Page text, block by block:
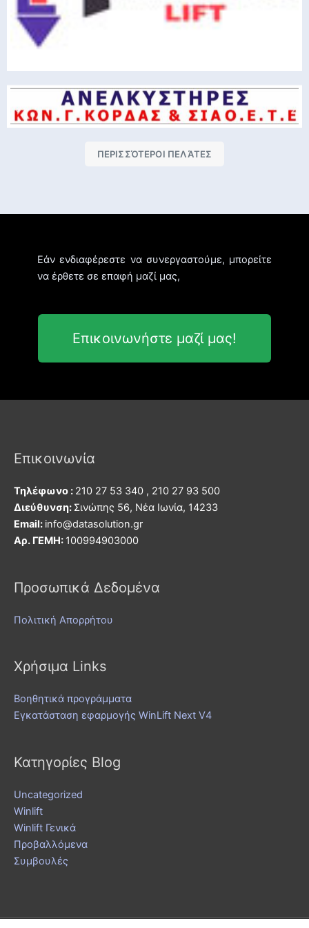
ΠΕΡΙΣΣΌΤΕΡΟΙ ΠΕΛΆΤΕΣ
Εάν ενδιαφέρεστε να συνεργαστούμε, μπορείτε
να έρθετε σε επαφή μαζί μας,
Επικοινωνήστε μαζί μας!
Επικοινωνία
Τηλέφωνο : 210 27 53 340 , 210 27 93 500
Διεύθυνση: Σινώπης 56, Νέα Ιωνία, 14233
Εmail: info@datasolution.gr
Αρ. ΓΕΜΗ: 100994903000
Προσωπικά Δεδομένα
Πολιτική Απορρήτου
Χρήσιμα Links
Βοηθητικά προγράμματα
Εγκατάσταση εφαρμογής WinLift Next V4
Κατηγορίες Blog
Uncategorized
Winlift
Winlift Γενικά
Προβαλλόμενα
Συμβουλές